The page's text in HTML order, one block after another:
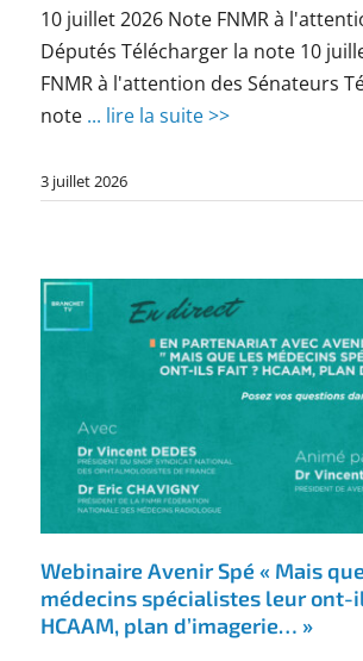
10 juillet 2026 Note FNMR à
Députés Télécharger la note 10
FNMR à l'attention des Sénateurs
note ... lire la suite >>
3 juillet 2026
Webinaire Avenir Spé « Mais
médecins spécialistes leur ont-
HCAAM, plan d’imagerie… »